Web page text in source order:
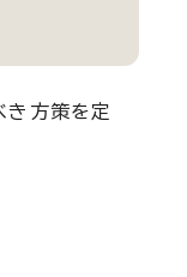
き方策を定